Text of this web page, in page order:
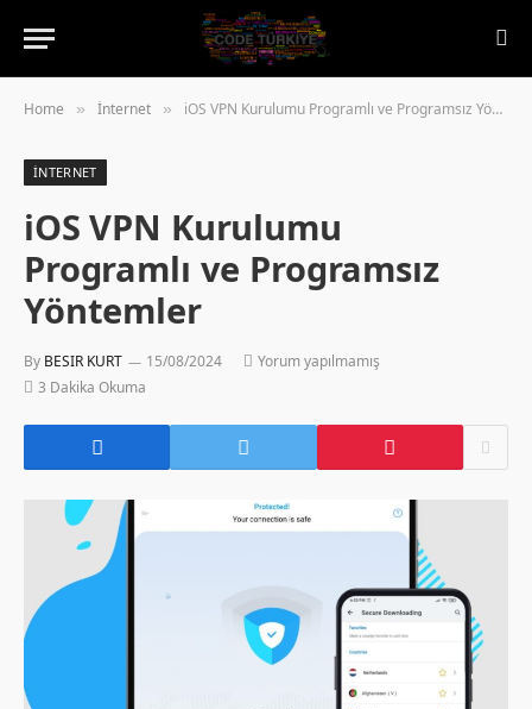
Home » İnternet » iOS VPN Kurulumu Programlı ve Programsız Yöntemler
İNTERNET
iOS VPN Kurulumu
Programlı ve Programsız
Yöntemler
By BESIR KURT 15/08/2024
Yorum yapılmamış
3 Dakika Okuma